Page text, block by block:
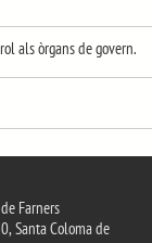
als òrgans de govern.
Farners
Santa Coloma de